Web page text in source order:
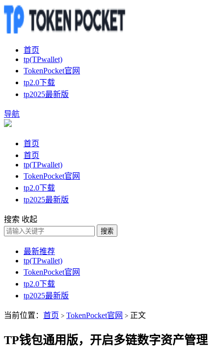
首页
tp(TPwallet)
TokenPocket官网
tp2.0下载
tp2025最新版
导航
首页
首页
tp(TPwallet)
TokenPocket官网
tp2.0下载
tp2025最新版
搜索 收起
搜索
最新推荐
tp(TPwallet)
TokenPocket官网
tp2.0下载
tp2025最新版
当前位置： 首页 > TokenPocket官网 > 正文
TP钱包通用版，开启多链数字资产管理